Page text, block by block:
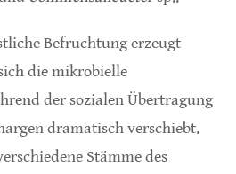
Befruchtung erzeugt
die mikrobielle
der sozialen Übertragung
dramatisch verschiebt.
Stämme des